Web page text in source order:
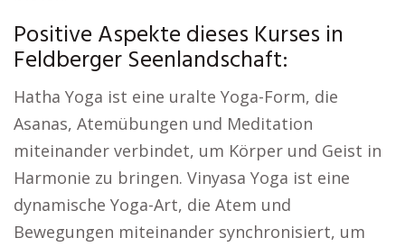
Positive Aspekte dieses Kurses in
Feldberger Seenlandschaft:
Hatha Yoga ist eine uralte Yoga-Form, die
Asanas, Atemübungen und Meditation
miteinander verbindet, um Körper und Geist in
Harmonie zu bringen. Vinyasa Yoga ist eine
dynamische Yoga-Art, die Atem und
Bewegungen miteinander synchronisiert, um